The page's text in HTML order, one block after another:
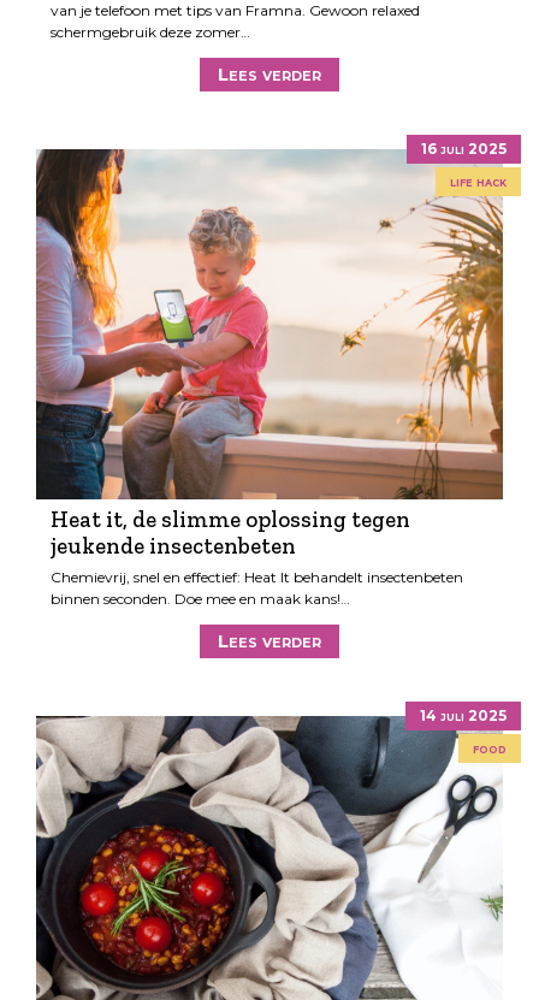
van je telefoon met tips van Framna. Gewoon relaxed
schermgebruik deze zomer…
Lees verder
16 juli 2025
life hack
Heat it, de slimme oplossing tegen
jeukende insectenbeten
Chemievrij, snel en effectief: Heat It behandelt insectenbeten
binnen seconden. Doe mee en maak kans!…
Lees verder
14 juli 2025
food